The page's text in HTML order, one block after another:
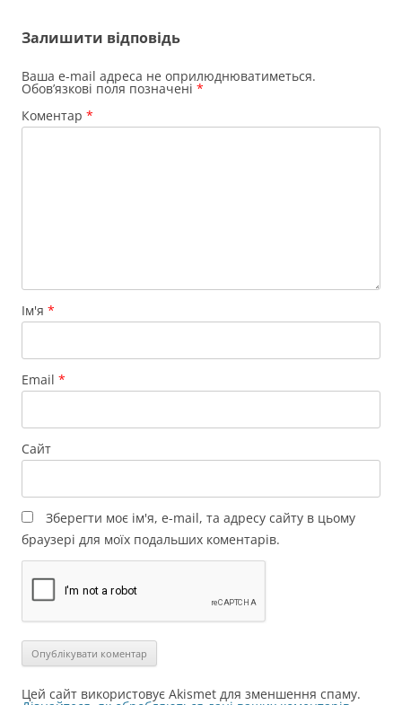
Залишити відповідь
Ваша e-mail адреса не оприлюднюватиметься.
Обов’язкові поля позначені *
Коментар *
Ім'я *
Email *
Сайт
Зберегти моє ім'я, e-mail, та адресу сайту в цьому
браузері для моїх подальших коментарів.
Цей сайт використовує Akismet для зменшення спаму.